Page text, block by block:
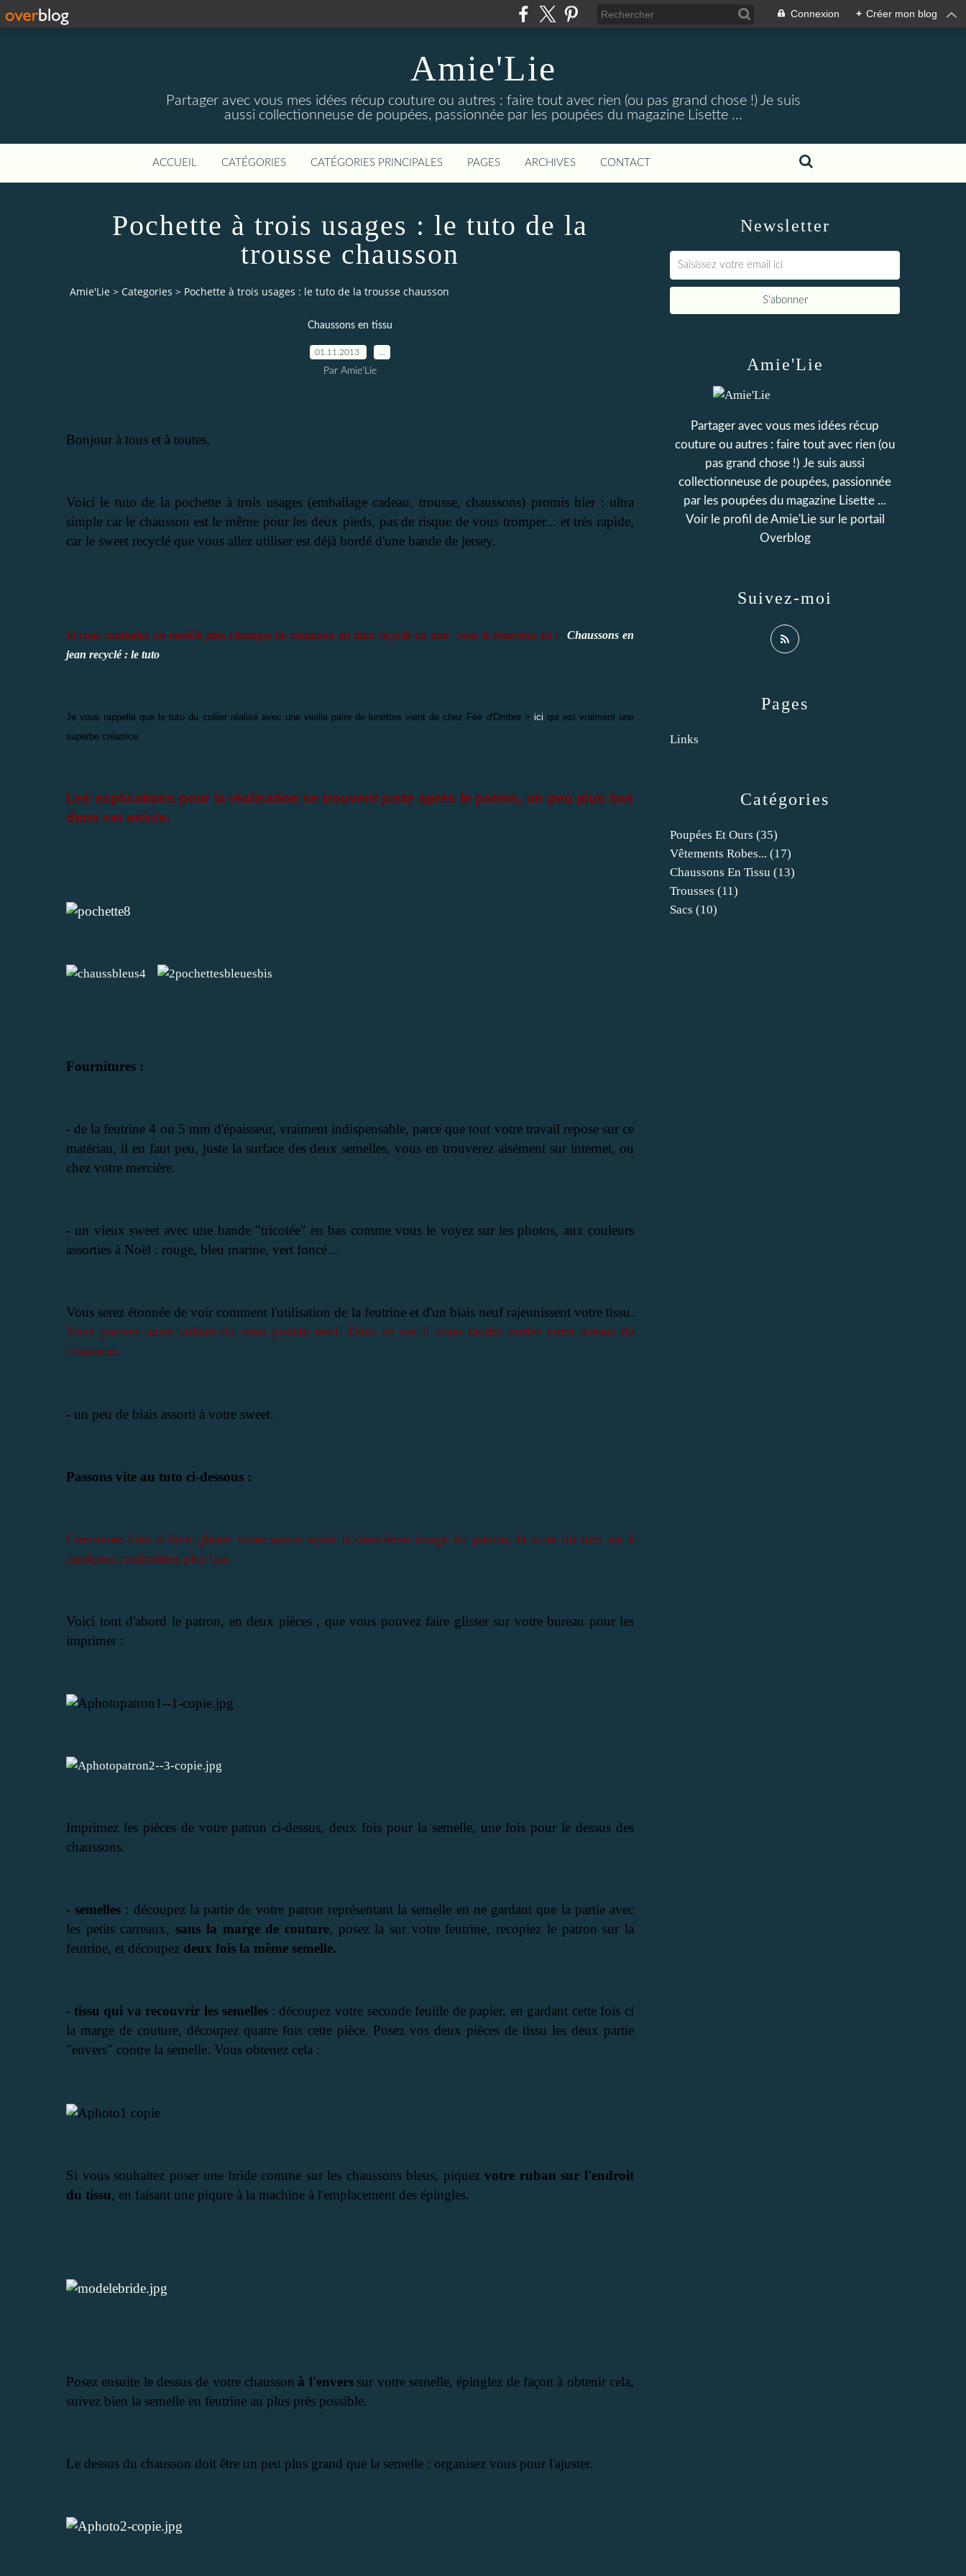
Connexion + Créer mon blog
Amie'Lie
Partager avec vous mes idées récup couture ou autres : faire tout avec rien (ou pas grand chose !) Je suis
aussi collectionneuse de poupées, passionnée par les poupées du magazine Lisette ...
ACCUEIL CATÉGORIES CATÉGORIES PRINCIPALES PAGES ARCHIVES CONTACT
Pochette à trois usages : le tuto de la
trousse chausson
Amie'Lie > Categories > Pochette à trois usages : le tuto de la trousse chausson
Chaussons en tissu
01.11.2013
Par Amie'Lie
Bonjour à tous et à toutes,
Voici le tuto de la pochette à trois usages (emballage cadeau, trousse, chaussons) promis hier : ultra
simple car le chausson est le même pour les deux pieds, pas de risque de vous tromper... et très rapide,
car le sweet recyclé que vous allez utiliser est déjà bordé d'une bande de jersey.
Si vous souhaitez un modèle plus classique de chausson en tissu recyclé ou non vous le trouverez ici :
Chaussons en
jean recyclé : le tuto
Je vous rappelle que le tuto du collier réalisé avec une vieille paire de lunettes vient de chez Fée d'Ombre > ici qui est vraiment une
superbe créatrice.
Les explications pour la réalisation se trouvent juste après le patron, un peu plus bas
dans cet article.
Fournitures :
- de la feutrine 4 ou 5 mm d'épaisseur, vraiment indispensable, parce que tout votre travail repose sur ce
matériau, il en faut peu, juste la surface des deux semelles, vous en trouverez aisément sur internet, ou
chez votre mercière.
- un vieux sweet avec une bande "tricotée" en bas comme vous le voyez sur les photos, aux couleurs
assorties à Noël : rouge, bleu marine, vert foncé...
Vous serez étonnée de voir comment l'utilisation de la feutrine et d'un biais neuf rajeunissent votre tissu.
Vous pouvez aussi utiliser du tissu polaire neuf. Dans ce cas il vous faudra ourler votre dessus de
chausson.
- un peu de biais assorti à votre sweet.
Passons vite au tuto ci-dessous :
Continuez bien à faire glisser votre souris après la deuxième image du patron, la suite du tuto est à
quelques centimètres plus bas.
Voici tout d'abord le patron, en deux pièces , que vous pouvez faire glisser sur votre bureau pour les
imprimer :
Imprimez les pièces de votre patron ci-dessus, deux fois pour la semelle, une fois pour le dessus des
chaussons.
-semelles : découpez la partie de votre patron représentant la semelle en ne gardant que la partie avec
les petits carreaux,sans la marge de couture, posez la sur votre feutrine, recopiez le patron sur la
feutrine, et découpez deux fois la même semelle.
- tissu qui va recouvrir les semelles : découpez votre seconde feuille de papier, en gardant cette fois ci
la marge de couture, découpez quatre fois cette pièce. Posez vos deux pièces de tissu les deux partie
"envers" contre la semelle. Vous obtenez cela :
Si vous souhaitez poser une bride comme sur les chaussons bleus, piquezvotre ruban sur l'endroit
du tissu, en faisant une piqure à la machine à l'emplacement des épingles.
Posez ensuite le dessus de votre chausson à l'envers sur votre semelle, épinglez de façon à obtenir cela,
suivez bien la semelle en feutrine au plus près possible.
Le dessus du chausson doit être un peu plus grand que la semelle : organisez vous pour l'ajuster.
Newsletter
Catégories
Poupées Et Ours (35)
Vêtements Robes... (17)
Chaussons En Tissu (13)
Trousses (11)
Sacs (10)
Pages
Links
Amie'Lie
Partager avec vous mes idées récup
couture ou autres : faire tout avec rien (ou
pas grand chose !) Je suis aussi
collectionneuse de poupées, passionnée
par les poupées du magazine Lisette ...
Voir le profil deAmie'Liesur le portail
Overblog
Suivez-moi